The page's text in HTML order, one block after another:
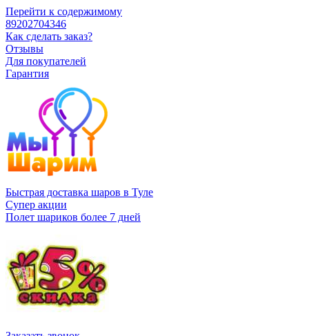
Перейти к содержимому
89202704346
Как сделать заказ?
Отзывы
Для покупателей
Гарантия
Быстрая доставка шаров в Туле
Супер акции
Полет шариков более 7 дней